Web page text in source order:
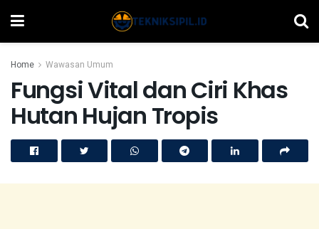
Home Wawasan Umum
Fungsi Vital dan Ciri Khas
Hutan Hujan Tropis